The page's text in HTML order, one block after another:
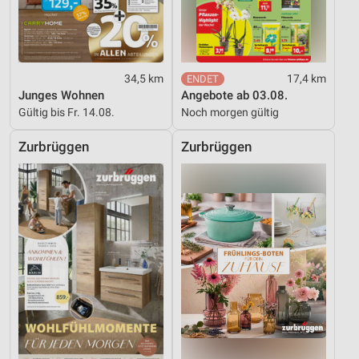
34,5 km
Junges Wohnen
Gültig bis Fr. 14.08.
17,4 km
Angebote ab 03.08.
Noch morgen gültig
Zurbrüggen Zurbrüggen